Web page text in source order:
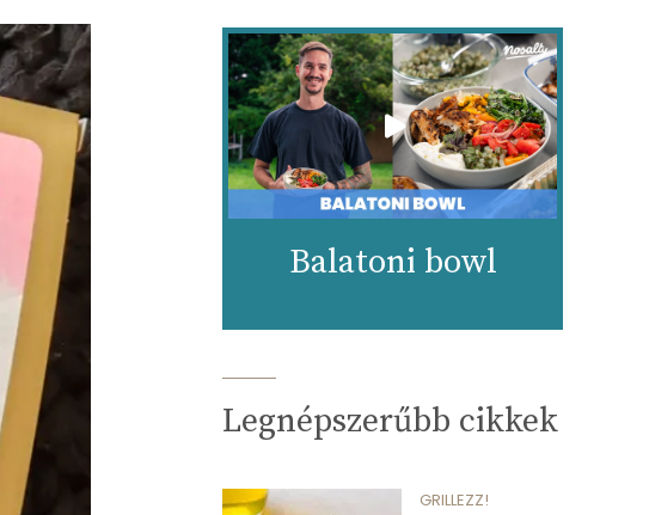
Balatoni bowl
Legnépszerűbb cikkek
GRILLEZZ!